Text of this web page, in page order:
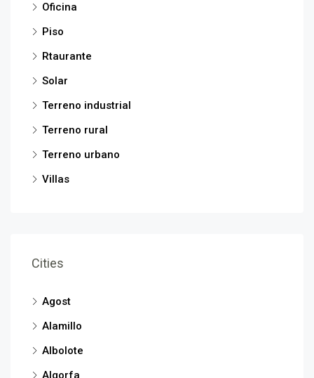
Oficina
Piso
Rtaurante
Solar
Terreno industrial
Terreno rural
Terreno urbano
Villas
Cities
Agost
Alamillo
Albolote
Algorfa